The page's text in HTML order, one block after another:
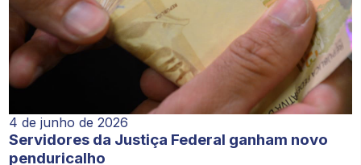
4 de junho de 2026
Servidores da Justiça Federal ganham novo
penduricalho